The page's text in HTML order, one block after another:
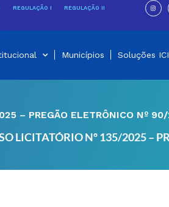
REGULAÇÃO I REGULAÇÃO II
I
n
s
t
g
Municípios Soluções
– PREGÃO ELETRÔNICO Nº
LICITATÓRIO Nº 135/2025 –